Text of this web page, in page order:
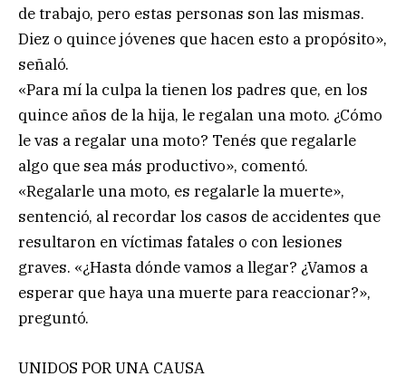
de trabajo, pero estas personas son las mismas.
Diez o quince jóvenes que hacen esto a propósito»,
señaló.
«Para mí la culpa la tienen los padres que, en los
quince años de la hija, le regalan una moto. ¿Cómo
le vas a regalar una moto? Tenés que regalarle
algo que sea más productivo», comentó.
«Regalarle una moto, es regalarle la muerte»,
sentenció, al recordar los casos de accidentes que
resultaron en víctimas fatales o con lesiones
graves. «¿Hasta dónde vamos a llegar? ¿Vamos a
esperar que haya una muerte para reaccionar?»,
preguntó.
UNIDOS POR UNA CAUSA